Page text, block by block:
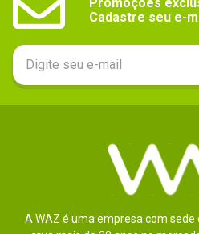
Cadastre seu e-
A WAZ é uma empresa com